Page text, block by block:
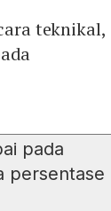
teknikal,
pada
persentase